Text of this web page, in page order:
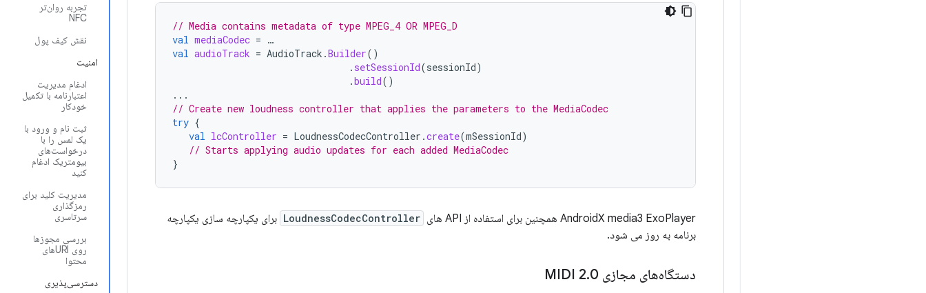
تجربه روان‌تر
NFC
نقش کیف پول
امنیت
ادغام مدیریت
اعتبارنامه با تکمیل
خودکار
ثبت نام و ورود با
یک لمس را با
درخواست‌های
بیومتریک ادغام
کنید
مدیریت کلید برای
رمزگذاری
سرتاسری
بررسی مجوزها
روی URIهای
محتوا
دسترسی‌پذیری
// Media contains metadata of type MPEG_4 OR MPEG_D
val mediaCodec = …
val audioTrack = AudioTrack .Builder()
. setSessionId(sessionId)
.build()
...
// Create new loudness controller that applies the parameters to the MediaCodec
try {
val lcController = LoudnessCodecController .create(mSessionId)
// Starts applying audio updates for each added MediaCodec
}
AndroidX media3 ExoPlayer همچنین برای استفاده از API های LoudnessCodecController برای یکپارچه سازی یکپارچه
برنامه به روز می شود.
دستگاه‌های مجازی MIDI 2 .0